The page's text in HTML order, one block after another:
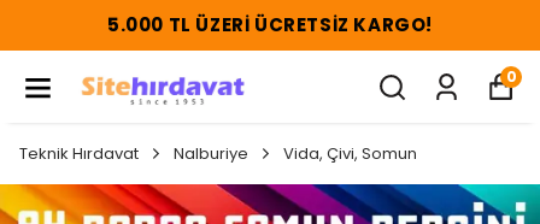
5.000 TL ÜZERI ÜCRETSIZ KARGO!
0
Teknik Hırdavat Nalburiye Vida, Çivi, Somun